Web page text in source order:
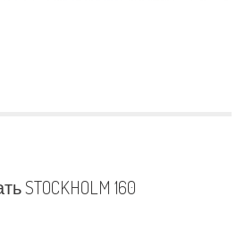
STOCKHOLM 160